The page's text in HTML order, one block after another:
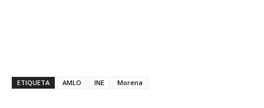
ETIQUETA AMLO INE Morena